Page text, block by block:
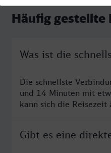
Häufig gestellte
Was ist die
Die schnellste
und 14 Minuten mit
kann sich die Reisezeit
Gibt es eine